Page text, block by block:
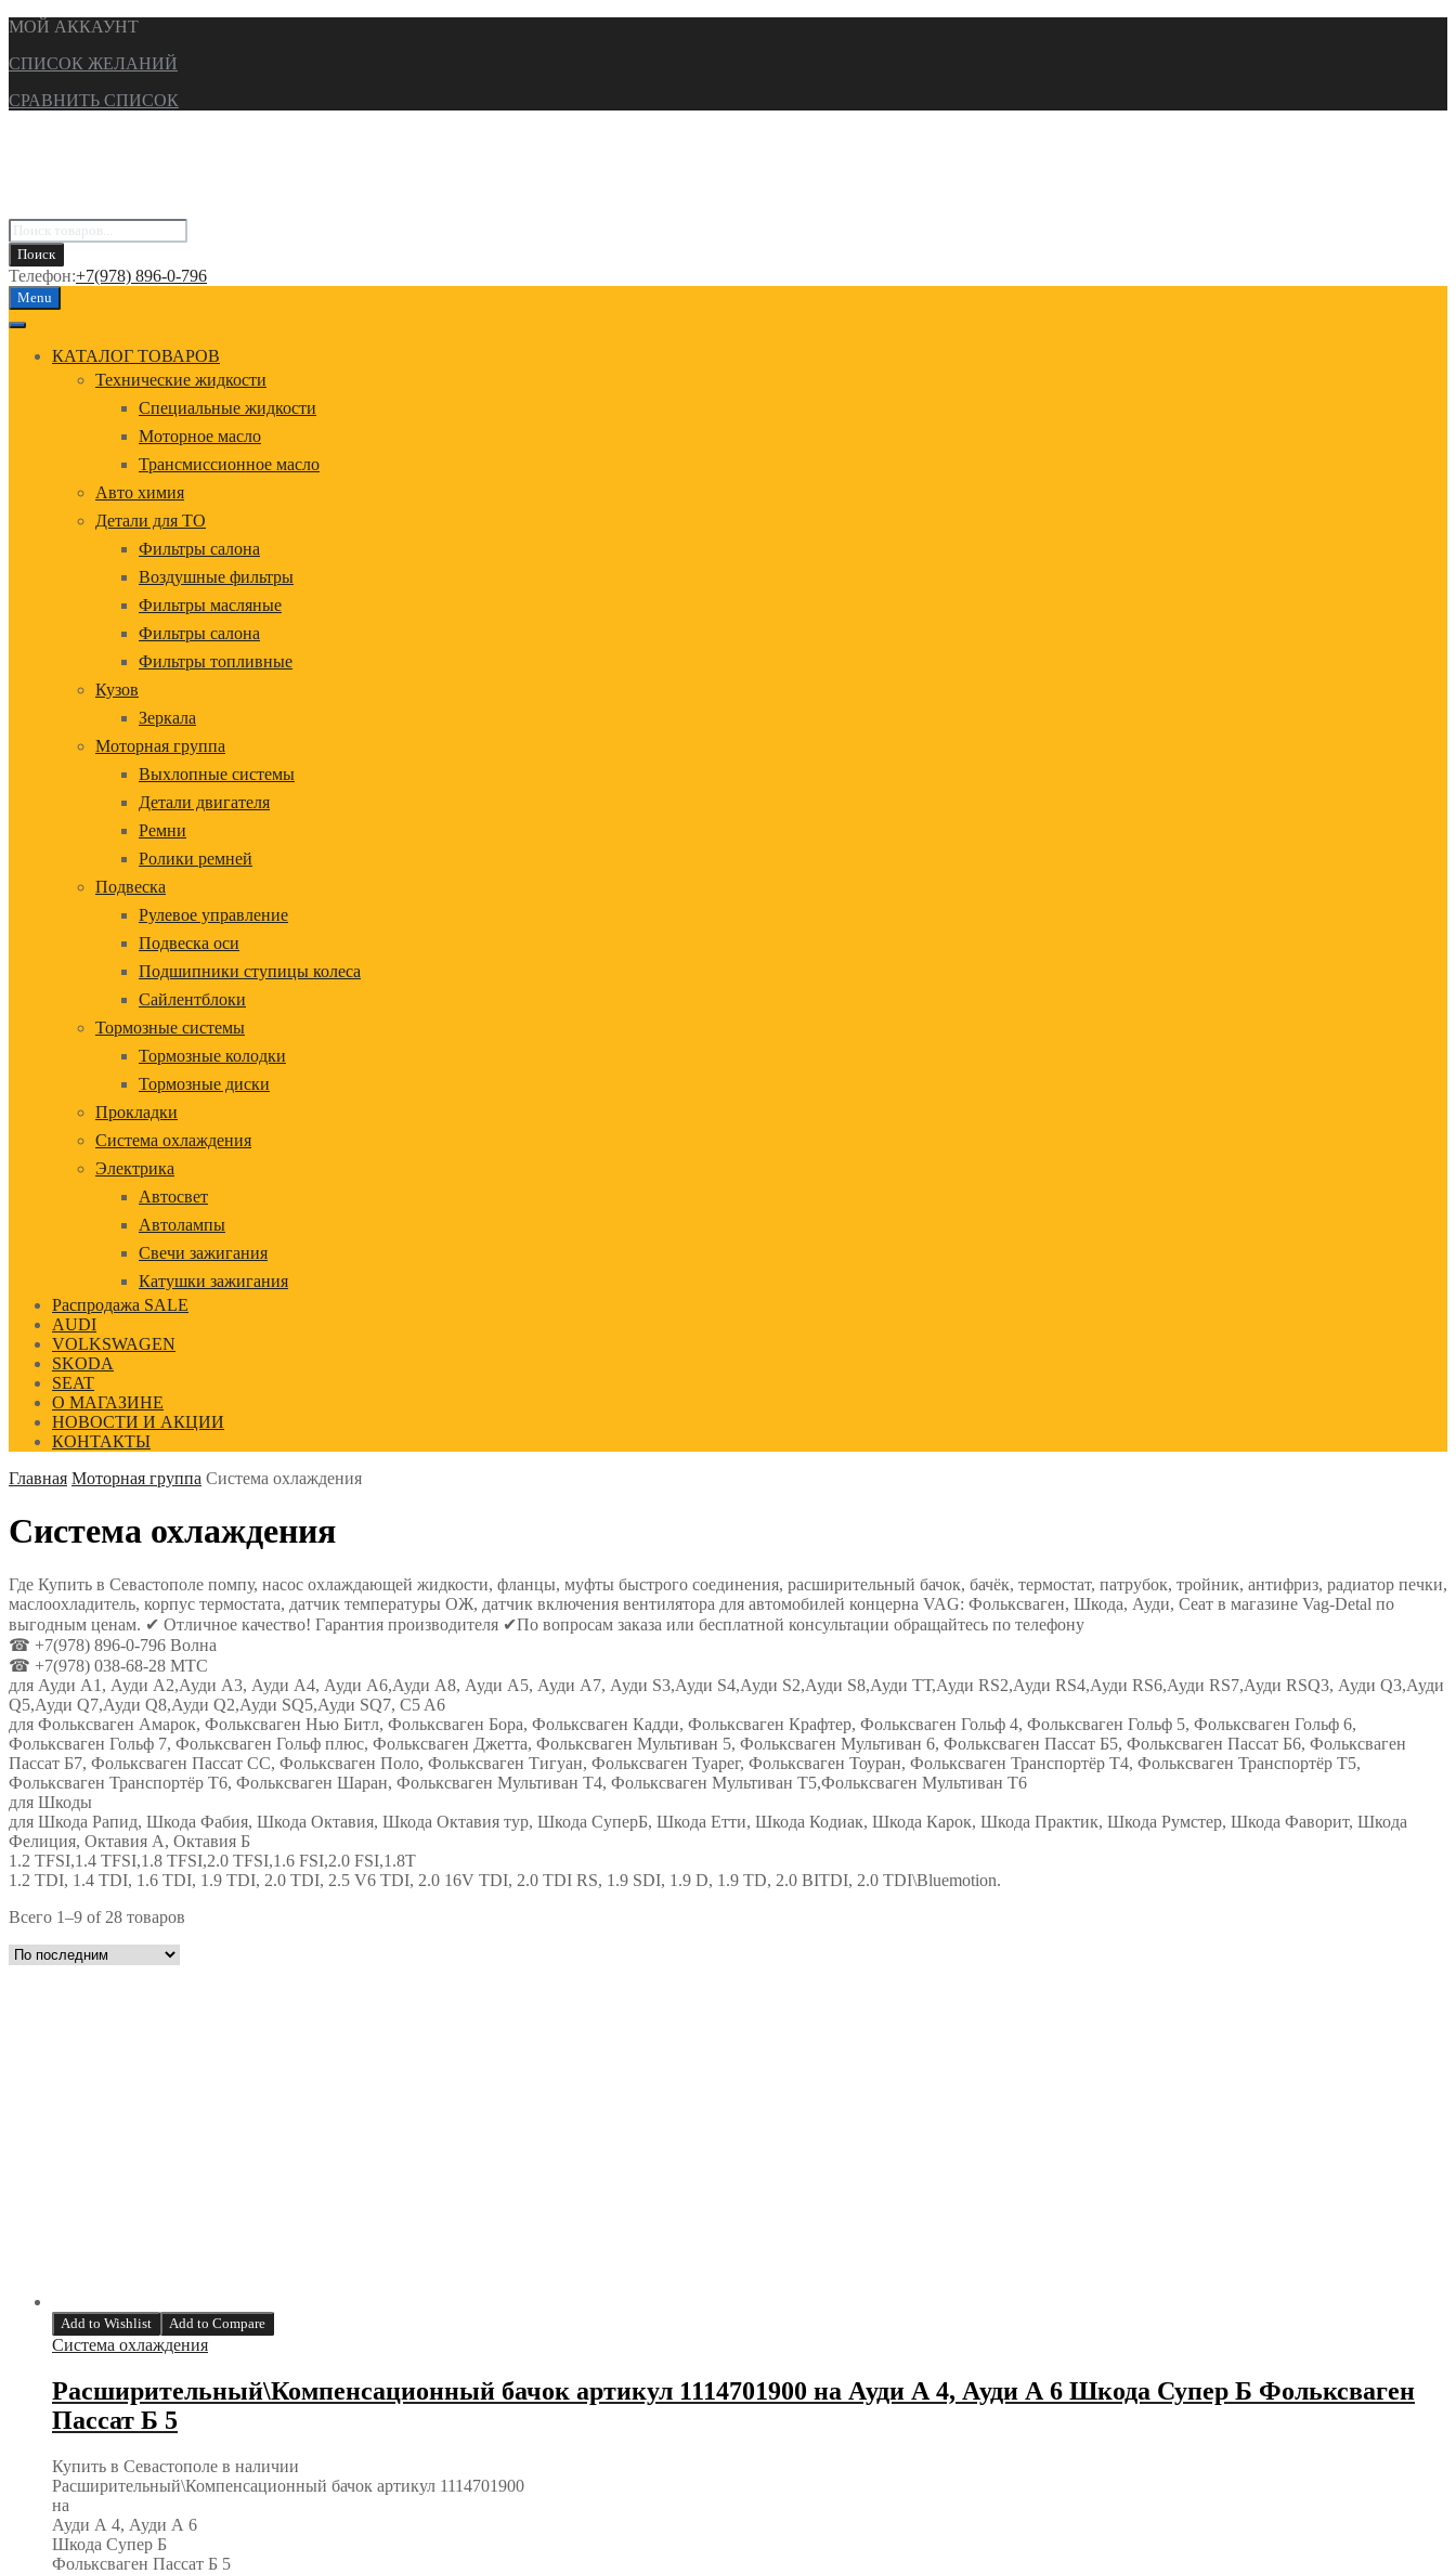
МОЙ АККАУНТ
СПИСОК ЖЕЛАНИЙ
СРАВНИТЬ СПИСОК
Поиск
товаров
Поиск
Телефон:+7(978) 896-0-796
Перейти
к
содержанию
Menu
КАТАЛОГ ТОВАРОВ
Технические жидкости
Специальные жидкости
Моторное масло
Трансмиссионное масло
Авто химия
Детали для ТО
Фильтры салона
Воздушные фильтры
Фильтры масляные
Фильтры салона
Фильтры топливные
Кузов
Зеркала
Моторная группа
Выхлопные системы
Детали двигателя
Ремни
Ролики ремней
Подвеска
Рулевое управление
Подвеска оси
Подшипники ступицы колеса
Сайлентблоки
Тормозные системы
Тормозные колодки
Тормозные диски
Прокладки
Система охлаждения
Электрика
Автосвет
Автолампы
Свечи зажигания
Катушки зажигания
Распродажа SALE
AUDI
VOLKSWAGEN
SKODA
SEAT
О МАГАЗИНЕ
НОВОСТИ И АКЦИИ
КОНТАКТЫ
Главная Моторная группа Система охлаждения
Система охлаждения
Где Купить в Севастополе помпу, насос охлаждающей жидкости, фланцы, муфты быстрого соединения, расширительный бачок, бачёк, термостат, патрубок, тройник, антифриз, радиатор печки,
маслоохладитель, корпус термостата, датчик температуры ОЖ, датчик включения вентилятора для автомобилей концерна VAG: Фольксваген, Шкода, Ауди, Сеат в магазине Vag-Detal по
выгодным ценам. ✔ Отличное качество! Гарантия производителя ✔По вопросам заказа или бесплатной консультации обращайтесь по телефону
☎ +7(978) 896-0-796 Волна
☎ +7(978) 038-68-28 МТС
для Ауди А1, Ауди А2,Ауди А3, Ауди А4, Ауди А6,Ауди А8, Ауди А5, Ауди А7, Ауди S3,Ауди S4,Ауди S2,Ауди S8,Ауди ТТ,Ауди RS2,Ауди RS4,Ауди RS6,Ауди RS7,Ауди RSQ3, Ауди Q3,Ауди
Q5,Ауди Q7,Ауди Q8,Ауди Q2,Ауди SQ5,Ауди SQ7, C5 A6
для Фольксваген Амарок, Фольксваген Нью Битл, Фольксваген Бора, Фольксваген Кадди, Фольксваген Крафтер, Фольксваген Гольф 4, Фольксваген Гольф 5, Фольксваген Гольф 6,
Фольксваген Гольф 7, Фольксваген Гольф плюс, Фольксваген Джетта, Фольксваген Мультиван 5, Фольксваген Мультиван 6, Фольксваген Пассат Б5, Фольксваген Пассат Б6, Фольксваген
Пассат Б7, Фольксваген Пассат СС, Фольксваген Поло, Фольксваген Тигуан, Фольксваген Туарег, Фольксваген Тоуран, Фольксваген Транспортёр Т4, Фольксваген Транспортёр Т5,
Фольксваген Транспортёр Т6, Фольксваген Шаран, Фольксваген Мультиван Т4, Фольксваген Мультиван Т5,Фольксваген Мультиван Т6
для Шкоды
для Шкода Рапид, Шкода Фабия, Шкода Октавия, Шкода Октавия тур, Шкода СуперБ, Шкода Етти, Шкода Кодиак, Шкода Карок, Шкода Практик, Шкода Румстер, Шкода Фаворит, Шкода
Фелиция, Октавия А, Октавия Б
1.2 TFSI,1.4 TFSI,1.8 TFSI,2.0 TFSI,1.6 FSI,2.0 FSI,1.8T
1.2 TDI, 1.4 TDI, 1.6 TDI, 1.9 TDI, 2.0 TDI, 2.5 V6 TDI, 2.0 16V TDI, 2.0 TDI RS, 1.9 SDI, 1.9 D, 1.9 TD, 2.0 BITDI, 2.0 TDI\Bluemotion.
Всего 1–9 of 28 товаров
Add to Wishlist Add to Compare
Система охлаждения
Расширительный\Компенсационный бачок артикул 1114701900 на Ауди А 4, Ауди А 6 Шкода Супер Б Фольксваген
Пассат Б 5
Купить в Севастополе в наличии
Расширительный\Компенсационный бачок артикул 1114701900
на
Ауди А 4, Ауди А 6
Шкода Супер Б
Фольксваген Пассат Б 5